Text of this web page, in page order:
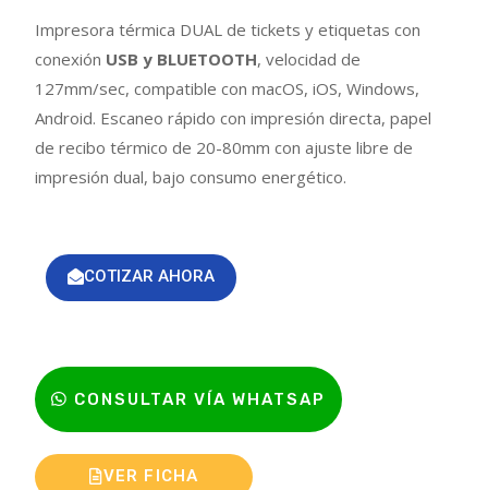
Impresora térmica DUAL de tickets y etiquetas con
conexión USB y BLUETOOTH, velocidad de
127mm/sec, compatible con macOS, iOS, Windows,
Android. Escaneo rápido con impresión directa, papel
de recibo térmico de 20-80mm con ajuste libre de
impresión dual, bajo consumo energético.
COTIZAR AHORA
CONSULTAR VÍA WHATSAP
VER FICHA